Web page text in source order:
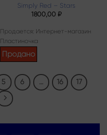
Simply Red – Stars
1800,00 ₽
Продается: Интернет-магазин
Пластиночка
Продано
5 6 … 16
17